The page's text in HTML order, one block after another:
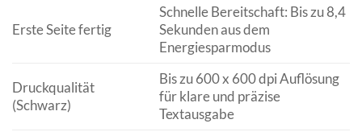
Erste Seite fertig
Schnelle Bereitschaft: Bis zu 8,4
Sekunden aus dem
Energiesparmodus
Druckqualität
(Schwarz)
Bis zu 600 x 600 dpi Auflösung
für klare und präzise
Textausgabe